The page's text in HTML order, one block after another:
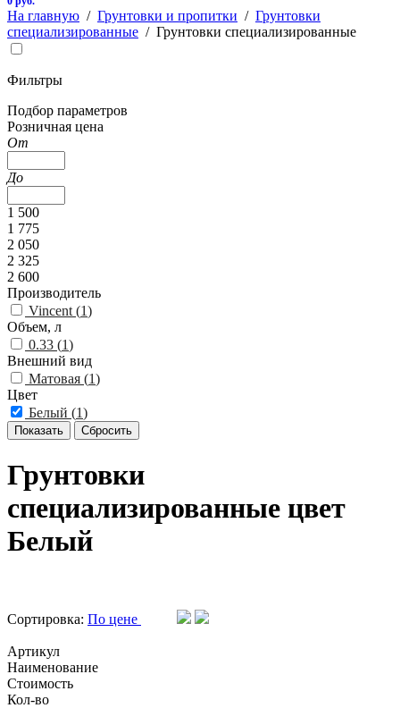
На главную / Грунтовки и пропитки / Грунтовки
специализированные / Грунтовки специализированные
Фильтры
Подбор параметров
Розничная цена
От
До
1 500
1 775
2 050
2 325
2 600
Производитель
Vincent (1)
Объем, л
0.33 (1)
Внешний вид
Матовая (1)
Цвет
Белый (1)
Грунтовки
специализированные цвет
Белый
Сортировка: По цене
Артикул
Наименование
Стоимость
Кол-во